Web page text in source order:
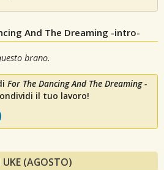
And The Dreaming -intro-
brano.
For The Dancing And The Dreaming -
il tuo lavoro!
UKE (AGOSTO)